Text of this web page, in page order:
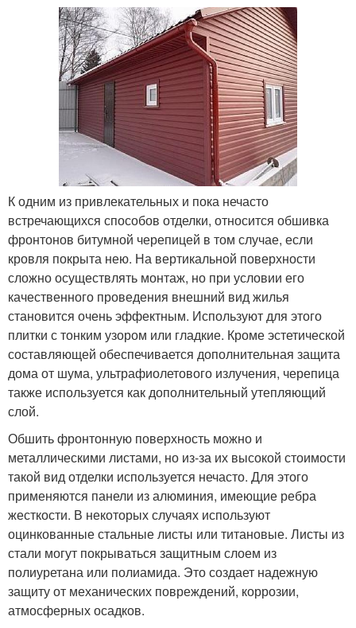
К одним из привлекательных и пока нечасто
встречающихся способов отделки, относится обшивка
фронтонов битумной черепицей в том случае, если
кровля покрыта нею. На вертикальной поверхности
сложно осуществлять монтаж, но при условии его
качественного проведения внешний вид жилья
становится очень эффектным. Используют для этого
плитки с тонким узором или гладкие. Кроме эстетической
составляющей обеспечивается дополнительная защита
дома от шума, ультрафиолетового излучения, черепица
также используется как дополнительный утепляющий
слой.
Обшить фронтонную поверхность можно и
металлическими листами, но из-за их высокой стоимости
такой вид отделки используется нечасто. Для этого
применяются панели из алюминия, имеющие ребра
жесткости. В некоторых случаях используют
оцинкованные стальные листы или титановые. Листы из
стали могут покрываться защитным слоем из
полиуретана или полиамида. Это создает надежную
защиту от механических повреждений, коррозии,
атмосферных осадков.